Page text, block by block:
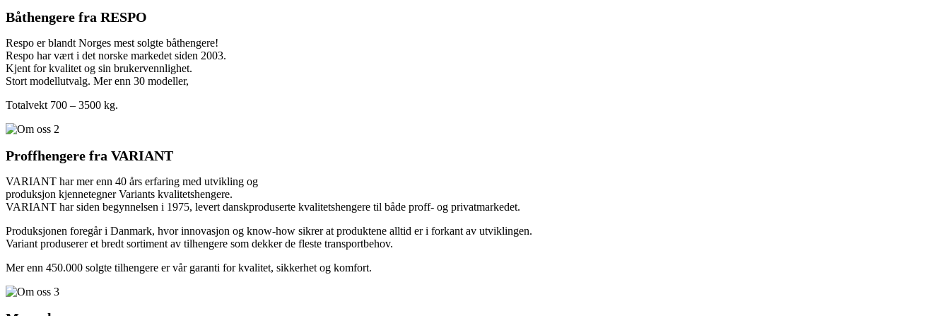
Båthengere fra RESPO
Respo er blandt Norges mest solgte båthengere!
Respo har vært i det norske markedet siden 2003.
Kjent for kvalitet og sin brukervennlighet.
Stort modellutvalg. Mer enn 30 modeller,
Totalvekt 700 – 3500 kg.
Proffhengere fra VARIANT
VARIANT har mer enn 40 års erfaring med utvikling og
produksjon kjennetegner Variants kvalitetshengere.
VARIANT har siden begynnelsen i 1975, levert danskproduserte kvalitetshengere til både proff- og privatmarkedet.
Produksjonen foregår i Danmark, hvor innovasjon og know-how sikrer at produktene alltid er i forkant av utviklingen.
Variant produserer et bredt sortiment av tilhengere som dekker de fleste transportbehov.
Mer enn 450.000 solgte tilhengere er vår garanti for kvalitet, sikkerhet og komfort.